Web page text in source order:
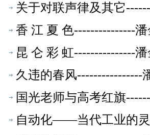
关于对联声律及其它
香 江 夏 色---------------
昆 仑 彩 虹---------------
久违的春风----------------
国光老师与高考红旗
自动化——当代工业的灵